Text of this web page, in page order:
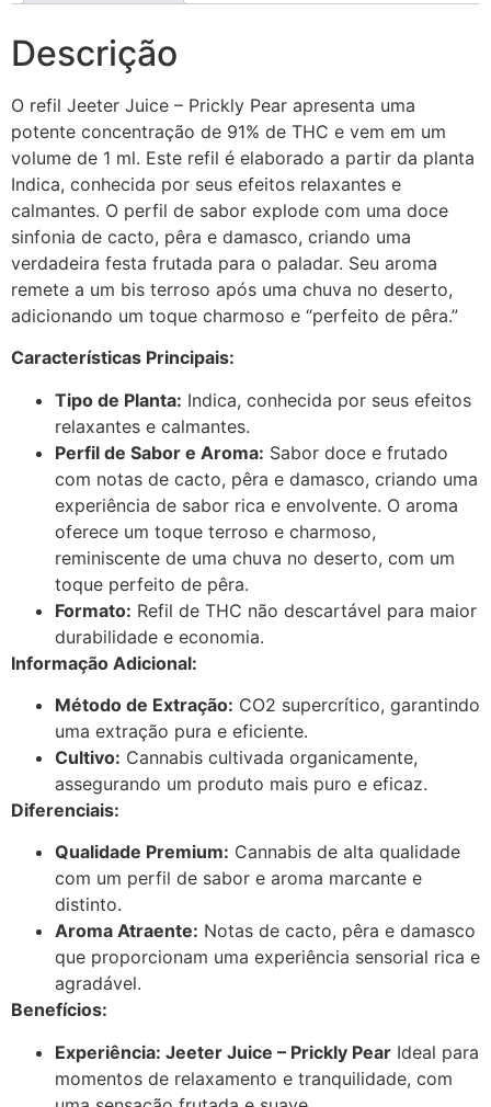
Descrição
O refil Jeeter Juice – Prickly Pear apresenta uma
potente concentração de 91% de THC e vem em um
volume de 1 ml. Este refil é elaborado a partir da planta
Indica, conhecida por seus efeitos relaxantes e
calmantes. O perfil de sabor explode com uma doce
sinfonia de cacto, pêra e damasco, criando uma
verdadeira festa frutada para o paladar. Seu aroma
remete a um bis terroso após uma chuva no deserto,
adicionando um toque charmoso e “perfeito de pêra.”
Características Principais:
Tipo de Planta: Indica, conhecida por seus efeitos
relaxantes e calmantes.
Perfil de Sabor e Aroma: Sabor doce e frutado
com notas de cacto, pêra e damasco, criando uma
experiência de sabor rica e envolvente. O aroma
oferece um toque terroso e charmoso,
reminiscente de uma chuva no deserto, com um
toque perfeito de pêra.
Formato: Refil de THC não descartável para maior
durabilidade e economia.
Informação Adicional:
Método de Extração: CO2 supercrítico, garantindo
uma extração pura e eficiente.
Cultivo: Cannabis cultivada organicamente,
assegurando um produto mais puro e eficaz.
Diferenciais:
Qualidade Premium: Cannabis de alta qualidade
com um perfil de sabor e aroma marcante e
distinto.
Aroma Atraente: Notas de cacto, pêra e damasco
que proporcionam uma experiência sensorial rica e
agradável.
Benefícios:
Experiência: Jeeter Juice – Prickly Pear Ideal para
momentos de relaxamento e tranquilidade, com